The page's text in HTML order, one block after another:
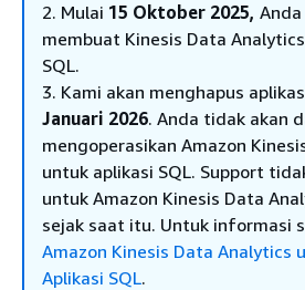
2. Mulai 15 Oktober 2025,
membuat Kinesis Data
SQL.
3. Kami akan menghapus
Januari 2026. Anda tidak akan
mengoperasikan Amazon
untuk aplikasi SQL. Support
untuk Amazon Kinesis Data
sejak saat itu. Untuk informasi
Amazon Kinesis Data Analytics
Aplikasi SQL.